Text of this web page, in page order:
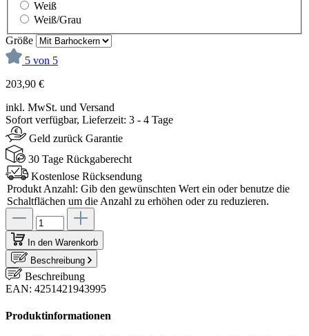
Weiß
Weiß/Grau
Größe
5 von 5
203,90 €
inkl. MwSt. und Versand
Sofort verfügbar, Lieferzeit: 3 - 4 Tage
Geld zurück Garantie
30 Tage Rückgaberecht
Kostenlose Rücksendung
Produkt Anzahl: Gib den gewünschten Wert ein oder benutze die
Schaltflächen um die Anzahl zu erhöhen oder zu reduzieren.
In den Warenkorb
Beschreibung
Beschreibung
EAN: 4251421943995
Produktinformationen